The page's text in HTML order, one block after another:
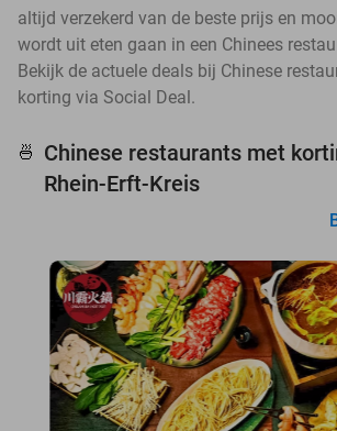
altijd verzekerd van de beste prijs en
wordt uit eten gaan in een Chinees
Bekijk de actuele deals bij Chinese
korting via Social Deal.
🍜
Chinese restaurants met
Rhein-Erft-Kreis